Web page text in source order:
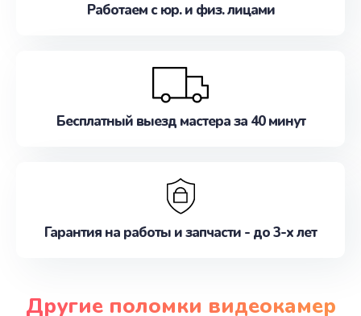
Работаем с юр. и физ. лицами
Бесплатный выезд мастера за 40 минут
Гарантия на работы и запчасти - до 3-х лет
Другие поломки видеокамер